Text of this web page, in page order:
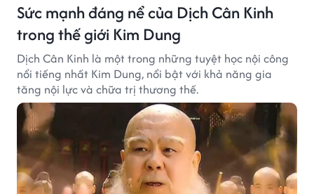
Sức mạnh đáng nể của Dịch Cân Kinh
trong thế giới Kim Dung
Dịch Cân Kinh là một trong những tuyệt học nội công
nổi tiếng nhất Kim Dung, nổi bật với khả năng gia
tăng nội lực và chữa trị thương thế.